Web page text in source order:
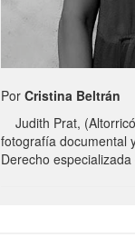
PorCristina Beltrán
Judith Prat,
fotografía documental
Derecho